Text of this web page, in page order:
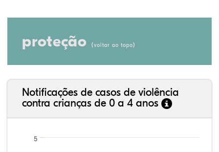
proteção (voltar ao topo)
Notificações de casos de violência
contra crianças de 0 a 4 anos
5